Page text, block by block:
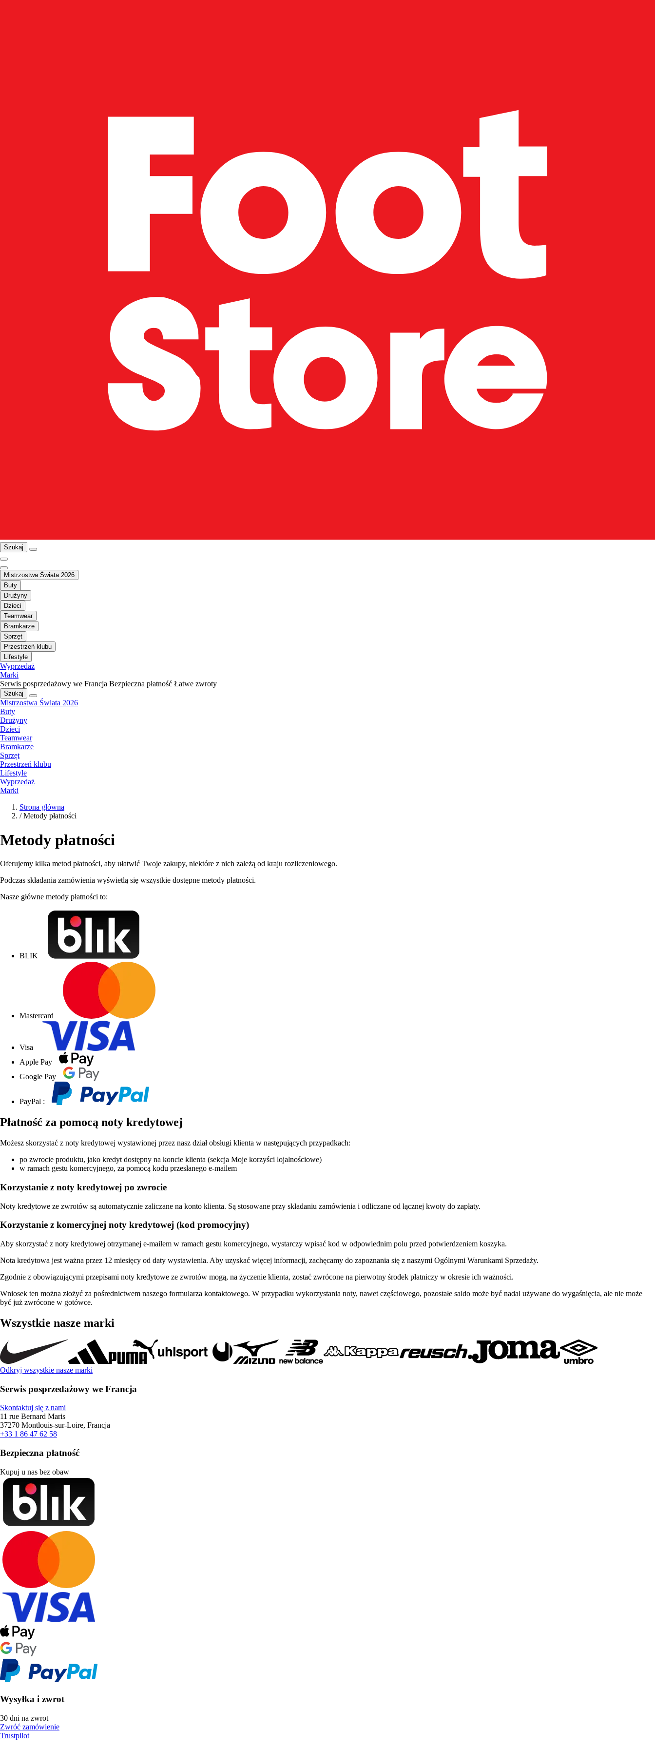
Szukaj
Mistrzostwa Świata 2026
Buty
Drużyny
Dzieci
Teamwear
Bramkarze
Sprzęt
Przestrzeń klubu
Lifestyle
Wyprzedaż
Marki
Serwis posprzedażowy we Francja Bezpieczna płatność Łatwe zwroty
Szukaj
Mistrzostwa Świata 2026
Buty
Drużyny
Dzieci
Teamwear
Bramkarze
Sprzęt
Przestrzeń klubu
Lifestyle
Wyprzedaż
Marki
Strona główna
/ Metody płatności
Metody płatności
Oferujemy kilka metod płatności, aby ułatwić Twoje zakupy, niektóre z nich zależą od kraju rozliczeniowego.
Podczas składania zamówienia wyświetlą się wszystkie dostępne metody płatności.
Nasze główne metody płatności to:
BLIK
Mastercard
Visa
Apple Pay
Google Pay
PayPal :
Płatność za pomocą noty kredytowej
Możesz skorzystać z noty kredytowej wystawionej przez nasz dział obsługi klienta w następujących przypadkach:
po zwrocie produktu, jako kredyt dostępny na koncie klienta (sekcja Moje korzyści lojalnościowe)
w ramach gestu komercyjnego, za pomocą kodu przesłanego e-mailem
Korzystanie z noty kredytowej po zwrocie
Noty kredytowe ze zwrotów są automatycznie zaliczane na konto klienta. Są stosowane przy składaniu zamówienia i odliczane od łącznej kwoty do zapłaty.
Korzystanie z komercyjnej noty kredytowej (kod promocyjny)
Aby skorzystać z noty kredytowej otrzymanej e-mailem w ramach gestu komercyjnego, wystarczy wpisać kod w odpowiednim polu przed potwierdzeniem koszyka.
Nota kredytowa jest ważna przez 12 miesięcy od daty wystawienia. Aby uzyskać więcej informacji, zachęcamy do zapoznania się z naszymi Ogólnymi Warunkami Sprzedaży.
Zgodnie z obowiązującymi przepisami noty kredytowe ze zwrotów mogą, na życzenie klienta, zostać zwrócone na pierwotny środek płatniczy w okresie ich ważności.
Wniosek ten można złożyć za pośrednictwem naszego formularza kontaktowego. W przypadku wykorzystania noty, nawet częściowego, pozostałe saldo może być nadal używane do wygaśnięcia, ale nie może
być już zwrócone w gotówce.
Wszystkie nasze marki
Odkryj wszystkie nasze marki
Serwis posprzedażowy we Francja
Skontaktuj się z nami
11 rue Bernard Maris
37270 Montlouis-sur-Loire, Francja
+33 1 86 47 62 58
Bezpieczna płatność
Kupuj u nas bez obaw
Wysyłka i zwrot
30 dni na zwrot
Zwróć zamówienie
Trustpilot